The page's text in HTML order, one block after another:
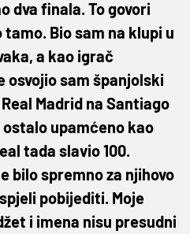
dva finala. To govori
Bio sam na klupi u
a kao igrač
osvojio sam španjolski
Madrid na Santiago
upamćeno kao
tada slavio 100.
bilo spremno za njihovo
pobijediti. Moje
i imena nisu presudni